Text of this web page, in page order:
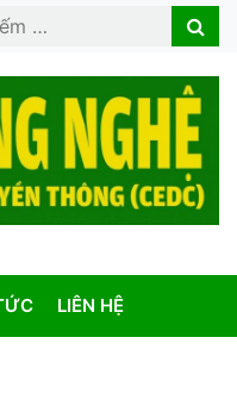
Search
LIÊN HỆ